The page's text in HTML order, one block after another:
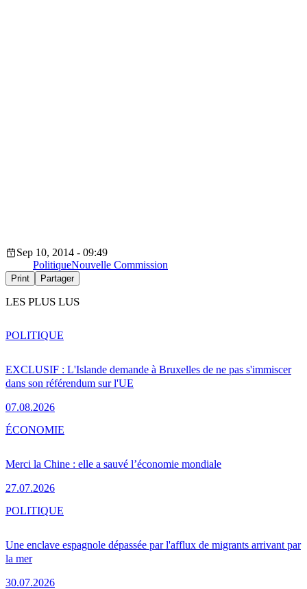
Sep 10, 2014 - 09:49
PolitiqueNouvelle Commission
Print Partager
LES PLUS LUS
EXCLUSIF : L'Islande demande à Bruxelles de ne pas s'immiscer
dans son référendum sur l'UE
07.08.2026
POLITIQUE
Merci la Chine : elle a sauvé l’économie mondiale
27.07.2026
ÉCONOMIE
Une enclave espagnole dépassée par l'afflux de migrants arrivant par
la mer
30.07.2026
POLITIQUE